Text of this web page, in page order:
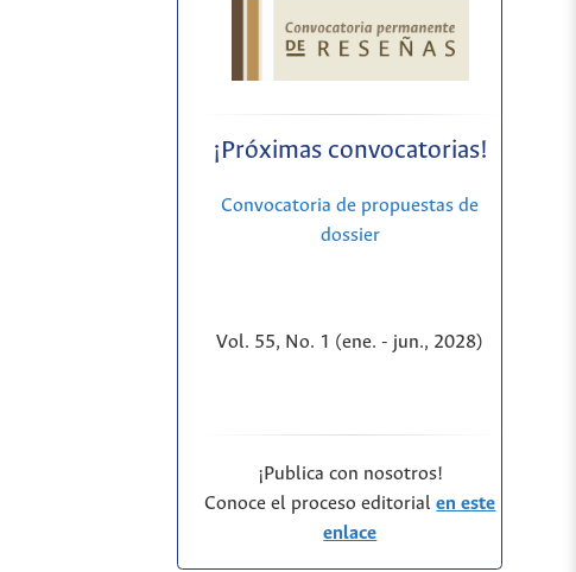
¡Próximas convocatorias!
Convocatoria de propuestas de
dossier
Vol. 55, No. 1 (ene. - jun., 2028)
¡Publica con nosotros!
Conoce el proceso editorialen este
enlace